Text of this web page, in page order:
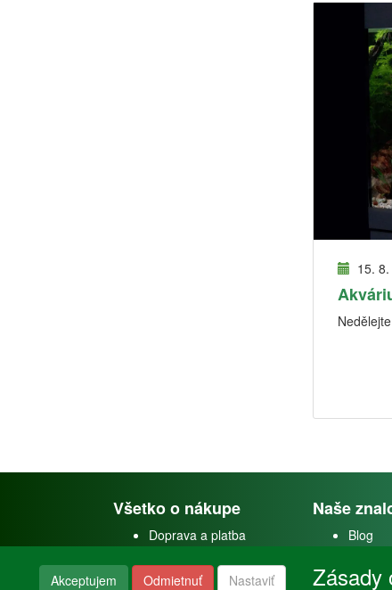
15.
Všetko o nákupe
Doprava a platba
Doprava akvárií
Obchodné podmienky
Naše
Blog
Akceptujem Odmietnuť Nastaviť Zásady